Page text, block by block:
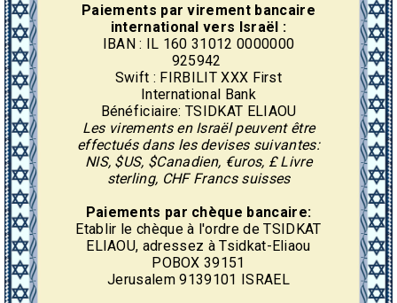
Paiements par virement bancaire
international vers Israël :
IBAN : IL 160 31012 0000000
925942
Swift : FIRBILIT XXX First
International Bank
Bénéficiaire: TSIDKAT ELIAOU
Les virements en Israël peuvent être
effectués dans les devises suivantes:
NIS, $US, $Canadien, €uros, £ Livre
sterling, CHF Francs suisses
Paiements par chèque bancaire:
Etablir le chèque à l'ordre de TSIDKAT
ELIAOU, adressez à Tsidkat-Eliaou
POBOX 39151
Jerusalem 9139101 ISRAEL